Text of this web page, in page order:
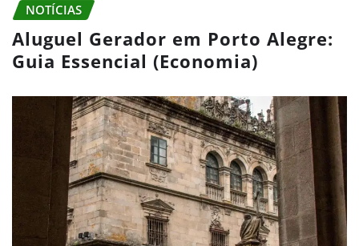
NOTÍCIAS
Aluguel Gerador em Porto Alegre:
Guia Essencial (Economia)